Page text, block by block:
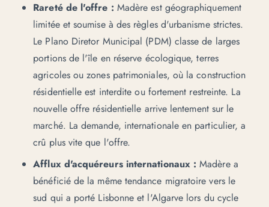
Rareté de l'offre : Madère est géographiquement
limitée et soumise à des règles d'urbanisme strictes.
Le Plano Diretor Municipal (PDM) classe de larges
portions de l'île en réserve écologique, terres
agricoles ou zones patrimoniales, où la construction
résidentielle est interdite ou fortement restreinte. La
nouvelle offre résidentielle arrive lentement sur le
marché. La demande, internationale en particulier, a
crû plus vite que l'offre.
Afflux d'acquéreurs internationaux : Madère a
bénéficié de la même tendance migratoire vers le
sud qui a porté Lisbonne et l'Algarve lors du cycle